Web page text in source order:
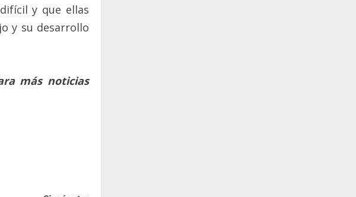
y que ellas
y su desarrollo
más noticias